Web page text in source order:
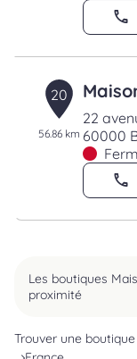
20
56.86 km
22
60000
Les boutiques
proximité
Trouver une